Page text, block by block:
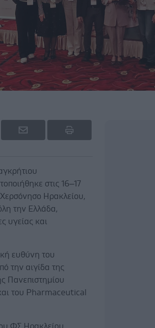
στις 16–17
Ηρακλείου,
την Ελλάδα,
υγείας και
ευθύνη του
την αιγίδα της
Πανεπιστημίου
του Pharmaceutical
ΦΣ Ηρακλείου